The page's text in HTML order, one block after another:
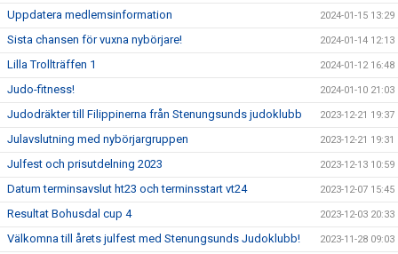
Uppdatera medlemsinformation 2024-01-15 13:29
Sista chansen för vuxna nybörjare! 2024-01-14 12:13
Lilla Trollträffen 1 2024-01-12 16:48
Judo-fitness! 2024-01-10 21:03
Judodräkter till Filippinerna från Stenungsunds judoklubb 2023-12-21 19:37
Julavslutning med nybörjargruppen 2023-12-21 19:31
Julfest och prisutdelning 2023 2023-12-13 10:59
Datum terminsavslut ht23 och terminsstart vt24 2023-12-07 15:45
Resultat Bohusdal cup 4 2023-12-03 20:33
Välkomna till årets julfest med Stenungsunds Judoklubb! 2023-11-28 09:03